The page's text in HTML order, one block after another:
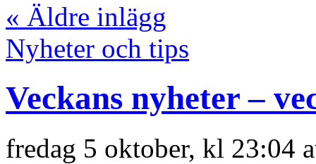
« Äldre inlägg
Nyheter och tips
Veckans nyheter –
fredag 5 oktober, kl 23:04